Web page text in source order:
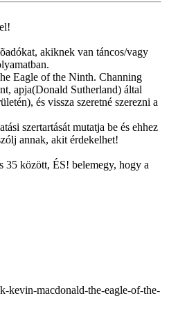
akiknek van táncos/vagy
Eagle of the Ninth. Channing
apja(Donald Sutherland) által
és vissza szeretné szerezni a
szertartását mutatja be és ehhez
annak, akit érdekelhet!
35 között, ÉS! belemegy, hogy a
kevin-macdonald-the-eagle-of-the-